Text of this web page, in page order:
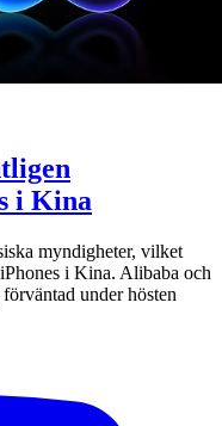
i Kina
myndigheter, vilket
i Kina. Alibaba och
under hösten